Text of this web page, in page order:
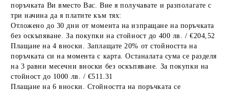
поръчката Ви вместо Вас. Вие я получавате и разполагате с
три начина да я платите към тях:
Отложено до 30 дни от момента на изпращане на поръчката
без оскъпяване. За покупки на стойност до 400 лв. / €204,52
Плащане на 4 вноски. Заплащате 20% от стойността на
поръчката си на момента с карта. Останалата сума се разделя
на 3 равни месечни вноски без оскъпяване. За покупки на
стойност до 1000 лв. / €511.31
Плащане на 6 вноски. Стойността на поръчката се